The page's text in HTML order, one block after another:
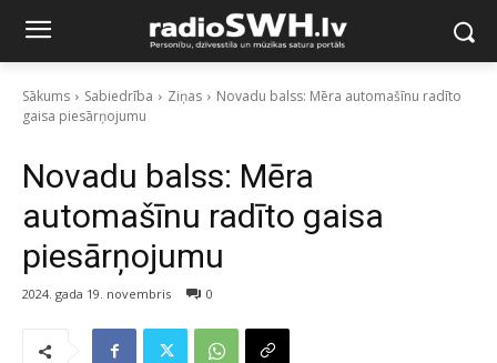
Sākums Sabiedrība Ziņas
Novadu balss: Mēra automašīnu radīto
gaisa piesārņojumu
Novadu balss: Mēra
automašīnu radīto gaisa
piesārņojumu
2024. gada 19. novembris 0